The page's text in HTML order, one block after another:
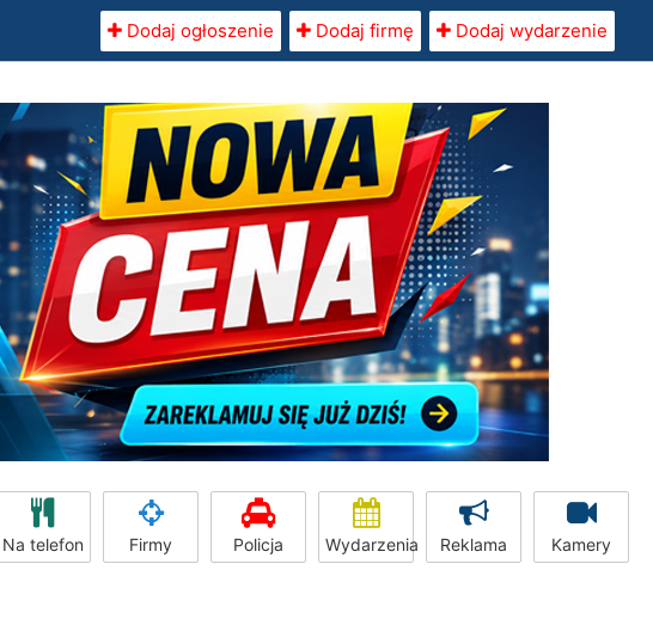
Dodaj ogłoszenie Dodaj firmę Dodaj wydarzenie
Na telefon Firmy Policja Wydarzenia Reklama Kamery